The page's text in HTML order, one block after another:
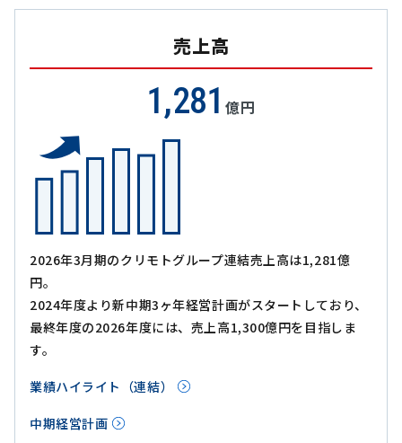
売上高
1,281 億円
2026年3月期のクリモトグループ連結売上高は1,281億
円。
2024年度より新中期3ヶ年経営計画がスタートしており、
最終年度の2026年度には、売上高1,300億円を目指しま
す。
業績ハイライト（連結）
中期経営計画